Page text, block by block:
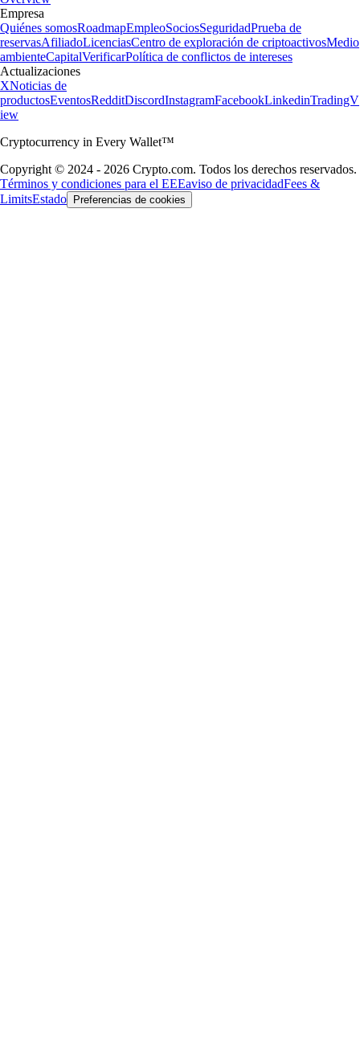
Empresa
Quiénes somosRoadmapEmpleoSociosSeguridadPrueba de
reservasAfiliadoLicenciasCentro de exploración de criptoactivosMedio
ambienteCapitalVerificarPolítica de conflictos de intereses
Actualizaciones
XNoticias de
productosEventosRedditDiscordInstagramFacebookLinkedinTradingV
iew
Cryptocurrency in Every Wallet™
Copyright © 2024 - 2026 Crypto.com. Todos los derechos reservados.
Términos y condiciones para el EEEaviso de privacidadFees &
LimitsEstado Preferencias de cookies